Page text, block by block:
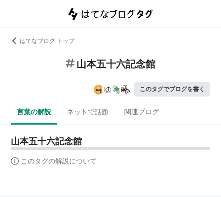
はてなブログ トップ
山本五十六記念館
このタグでブログを書く
言葉の解説 ネットで話題 関連ブログ
山本五十六記念館
このタグの解説について